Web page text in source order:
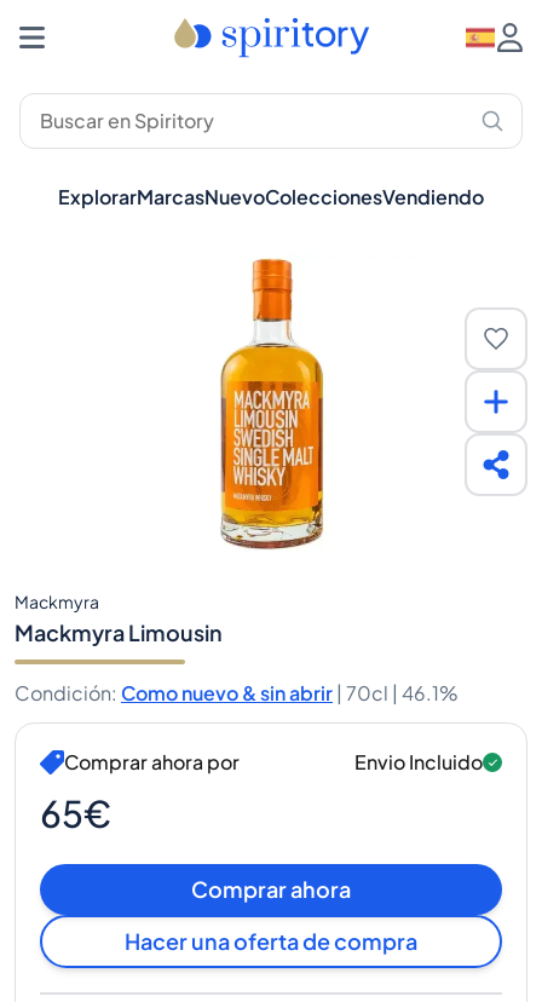
ExplorarMarcasNuevoColeccionesVendiendo
Mackmyra
Mackmyra Limousin
Condición: Como nuevo & sin abrir | 70cl | 46.1%
Comprar ahora por
65€
Envio Incluido
Comprar ahora
Hacer una oferta de compra